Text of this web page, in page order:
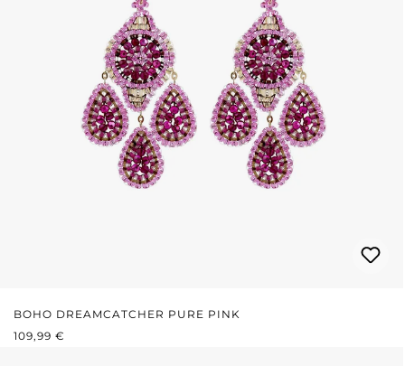
BOHO DREAMCATCHER PURE PINK
REGULÄRER PREIS:
109,99 €